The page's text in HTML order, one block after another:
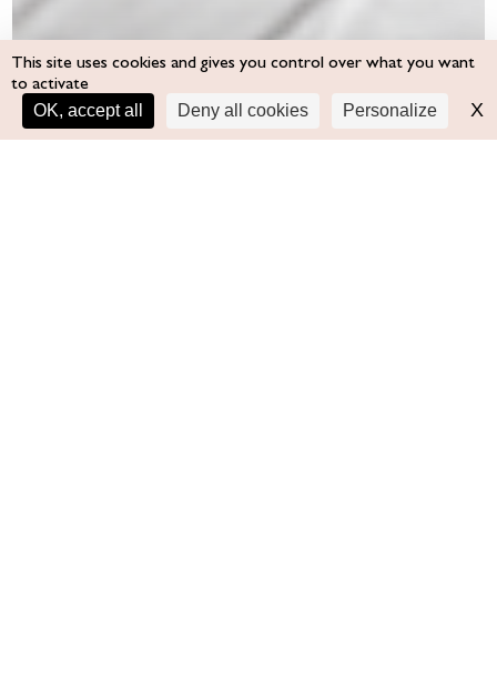
This site uses cookies and gives you control over what you want
to activate
OK, accept all Deny all cookies Personalize X